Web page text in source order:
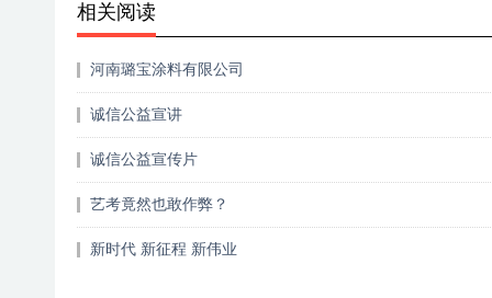
相关阅读
河南璐宝涂料有限公司
诚信公益宣讲
诚信公益宣传片
艺考竟然也敢作弊？
新时代 新征程 新伟业